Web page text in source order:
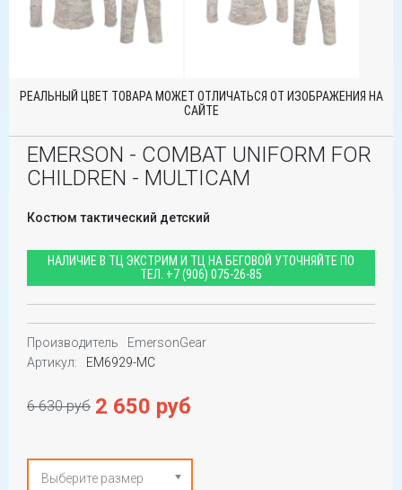
РЕАЛЬНЫЙ ЦВЕТ ТОВАРА МОЖЕТ ОТЛИЧАТЬСЯ ОТ ИЗОБРАЖЕНИЯ НА
САЙТЕ
EMERSON - COMBAT UNIFORM FOR
CHILDREN - MULTICAM
Костюм тактический детский
НАЛИЧИЕ В ТЦ ЭКСТРИМ И ТЦ НА БЕГОВОЙ УТОЧНЯЙТЕ ПО
ТЕЛ. +7 (906) 075-26-85
Производитель
EmersonGear
Артикул:
EM6929-MC
6 630 руб 2 650 руб
Выберите размер